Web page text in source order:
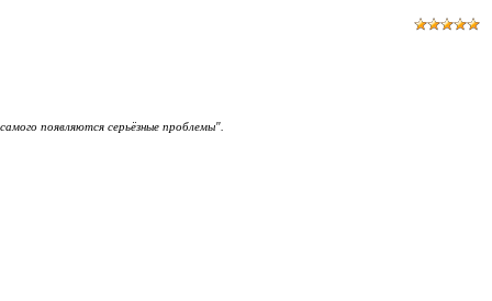
появляются серьёзные проблемы".